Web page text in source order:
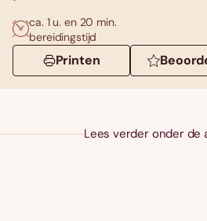
ca. 1 u. en 20 min.
bereidingstijd
Printen
Lees verder onder de